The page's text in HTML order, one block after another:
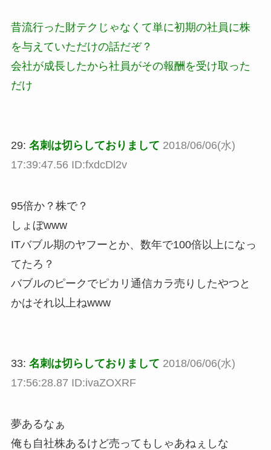
昔流行った財テクじゃなくて単に初期の社員に株
を与えていただけの話だぞ？
会社が成長したから社員がその報酬を受け取った
だけ
29: 名刺は切らしておりまして 2018/06/06(水)
17:39:47.56 ID:fxdcDl2v
95倍か？株で？
しょぼwww
ITバブル期のヤフーとか、数年で100倍以上になっ
てたろ？
バブルのピークでピカリ通信カラ売りしたやつと
かはそれ以上ねwww
33: 名刺は切らしておりまして 2018/06/06(水)
17:56:28.87 ID:ivaZOXRF
夢あるなぁ
俺も自社株あるけど売ってもしゃあねぇしな